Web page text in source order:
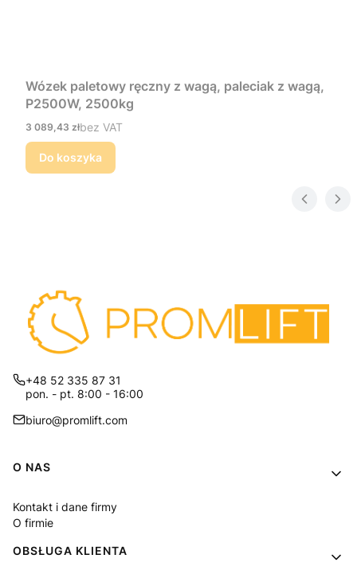
Wózek paletowy ręczny z wagą, paleciak z wagą,
P2500W, 2500kg
Cena
3 089,43 złbez VAT
Do koszyka
+48 52 335 87 31
pon. - pt. 8:00 - 16:00
biuro@promlift.com
Linki w stopce
O NAS
Kontakt i dane firmy
O firmie
OBSŁUGA KLIENTA